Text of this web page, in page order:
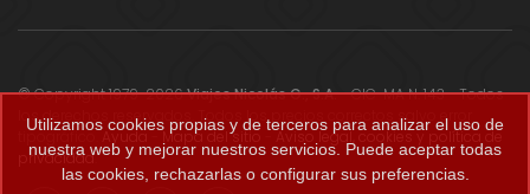
© Copyright 1979-2026Viajes Nicolás G., S.A.- CIC-MA N. 143 - Todos
los derechos reservados. Todos los precios correctos salvo error
tipográfico. Ayuda-Mapa del sitio -Aviso legal, cookies y política de
privacidad.
Utilizamos cookies propias y de terceros para analizar el uso de
nuestra web y mejorar nuestros servicios. Puede aceptar todas
las cookies, rechazarlas o configurar sus preferencias.